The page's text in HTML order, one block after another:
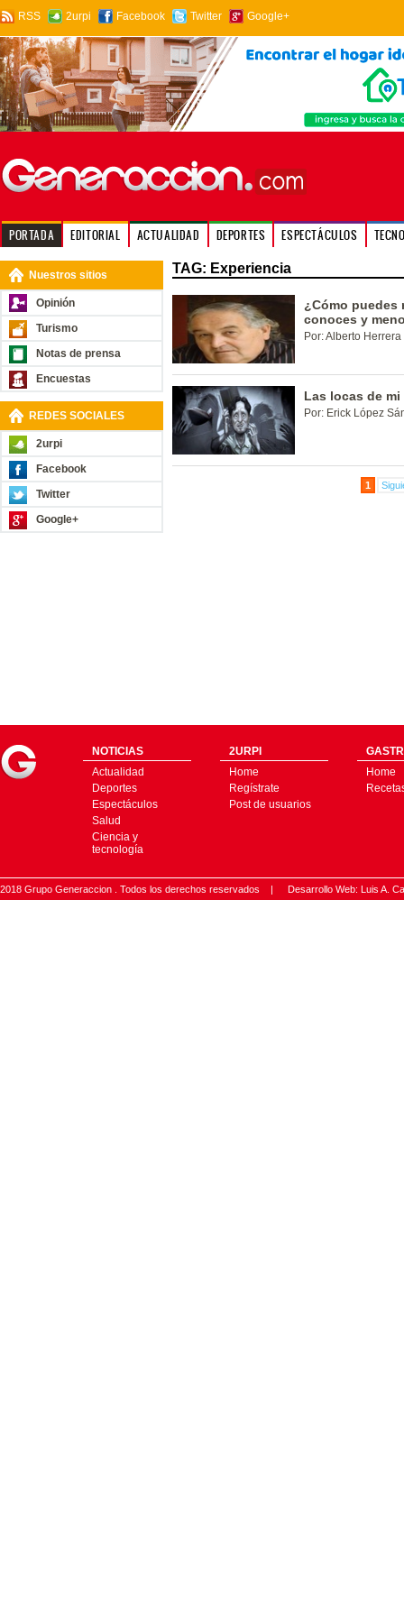
RSS 2urpi Facebook Twitter Google+
PORTADA EDITORIAL ACTUALIDAD DEPORTES ESPECTÁCULOS
Nuestros sitios
Opinión
Turismo
Notas de prensa
Encuestas
REDES SOCIALES
2urpi
Facebook
Twitter
Google+
TAG: Experiencia
¿Cómo
conoces y
Por: Alberto
Las locas de mi
Por: Erick López
1
NOTICIAS
Actualidad
Deportes
Espectáculos
Salud
Ciencia y
tecnología
2URPI
Home
Regístrate
Post de usuarios
Home
2018 Grupo Generaccion . Todos los derechos reservados | Desarrollo Web: Luis